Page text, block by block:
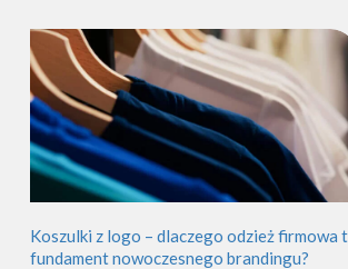
Koszulki z logo – dlaczego odzież firmowa
fundament nowoczesnego brandingu?